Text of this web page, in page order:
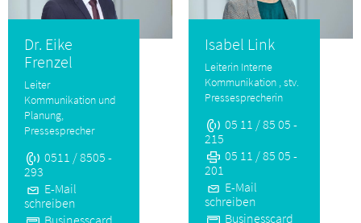
Dr. Eike
Frenzel
Leiter
Kommunikation und
Planung,
Pressesprecher
0511 / 8505 -
293
E-Mail
schreiben
Isabel Link
Leiterin Interne
Kommunikation , stv.
Pressesprecherin
05 11 / 85 05 -
215
05 11 / 85 05 -
201
E-Mail
schreiben
Businesscard